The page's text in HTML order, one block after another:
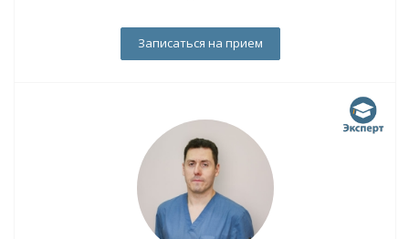
Записаться на прием